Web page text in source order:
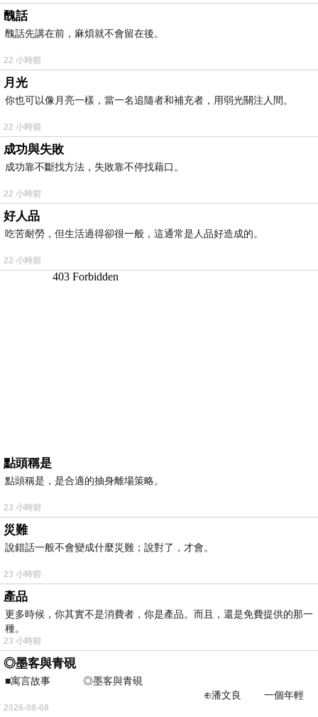
醜話
醜話先講在前，麻煩就不會留在後。
22 小時前
月光
你也可以像月亮一樣，當一名追隨者和補充者，用弱光關注人間。
22 小時前
成功與失敗
成功靠不斷找方法，失敗靠不停找藉口。
22 小時前
好人品
吃苦耐勞，但生活過得卻很一般，這通常是人品好造成的。
22 小時前
點頭稱是
點頭稱是，是合適的抽身離場策略。
23 小時前
災難
說錯話一般不會變成什麼災難；說對了，才會。
23 小時前
產品
更多時候，你其實不是消費者，你是產品。而且，還是免費提供的那一
種。
23 小時前
◎墨客與青硯
■寓言故事 ◎墨客與青硯
⊕潘文良 一個年輕
的墨客，在京城的古玩肆裡
2026-08-08